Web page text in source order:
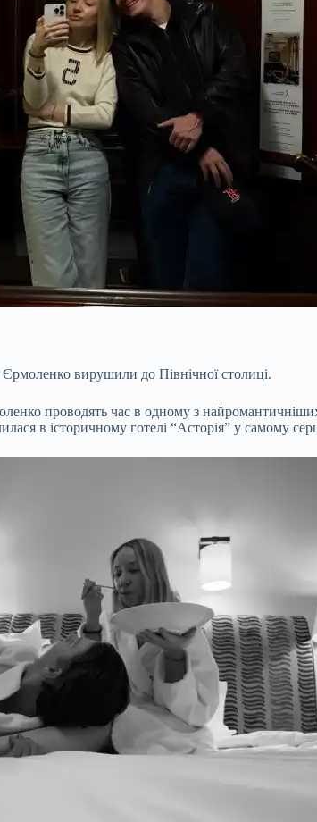
вирушили до Північної столиці.
проводять час в одному з
в історичному готелі “Асторія” у самому